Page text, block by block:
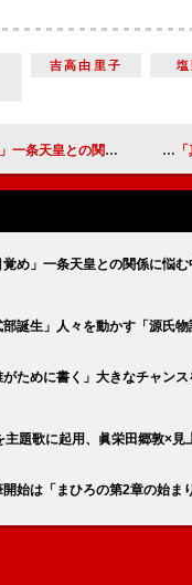
吉高由里子 塩
れた変化の兆し【大河ドラマコラム】
覚め」一条天皇との関係に悩
部誕生」人々を動かす「源氏
がために書く」大きなチャン
題歌に起用、眞栄田郷敦×
始は「まひろの第2章の始ま